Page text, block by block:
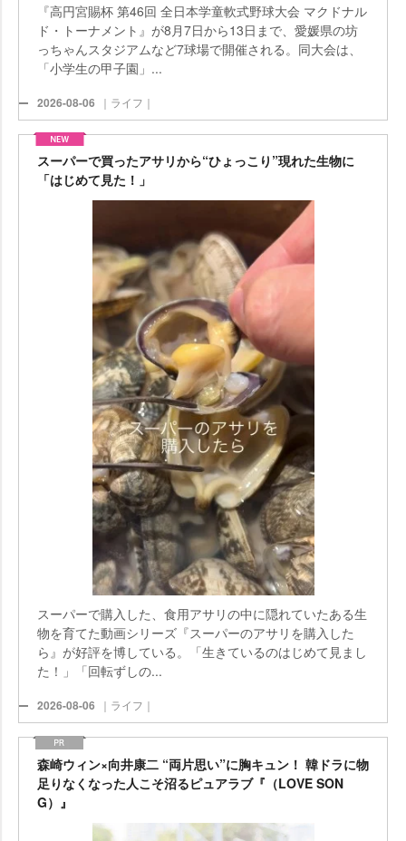
『高円宮賜杯 第46回 全日本学童軟式野球大会 マクドナル
ド・トーナメント』が8月7日から13日まで、愛媛県の坊
っちゃんスタジアムなど7球場で開催される。同大会は、
「小学生の甲子園」...
2026-08-06 ｜ライフ｜
スーパーで買ったアサリから“ひょっこり”現れた生物に
「はじめて見た！」
スーパーで購入した、食用アサリの中に隠れていたある生
物を育てた動画シリーズ『スーパーのアサリを購入した
ら』が好評を博している。「生きているのはじめて見まし
た！」「回転ずしの...
2026-08-06 ｜ライフ｜
森崎ウィン×向井康二 “両片思い”に胸キュン！ 韓ドラに物
足りなくなった人こそ沼るピュアラブ『（LOVE SON
G）』